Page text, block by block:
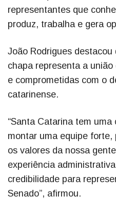
representantes que
produz, trabalha e gera
João Rodrigues
chapa representa a
e comprometidas com o
catarinense.
“Santa Catarina tem
montar uma equipe forte,
os valores da nossa
experiência
credibilidade para
Senado”, afirmou.